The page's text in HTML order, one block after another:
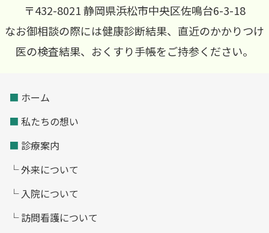
〒432-8021 静岡県浜松市中央区佐鳴台6-3-18
なお御相談の際には健康診断結果、直近のかかりつけ
医の検査結果、おくすり手帳をご持参ください。
■ ホーム
■ 私たちの想い
■ 診療案内
└ 外来について
└ 入院について
└ 訪問看護について